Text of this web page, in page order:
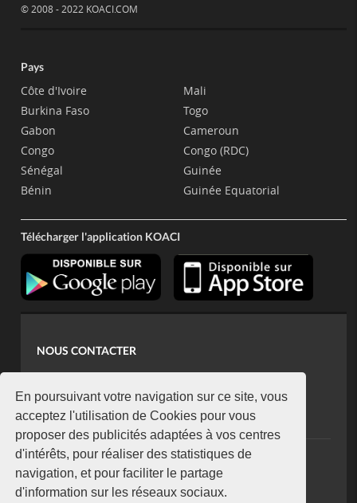
En poursuivant votre navigation sur ce site, vous
acceptez l'utilisation de Cookies pour vous
proposer des publicités adaptées à vos centres
d'intérêts, pour réaliser des statistiques de
navigation, et pour faciliter le partage
d'information sur les réseaux sociaux.
© 2008 - 2022 KOACI.COM
Pays
Côte d'Ivoire
Burkina Faso
Gabon
Congo
Sénégal
Bénin
Mali
Togo
Cameroun
Congo (RDC)
Guinée
Guinée Equatorial
Télécharger l'application KOACI
NOUS CONTACTER
koaci@yahoo.fr
+225 07 08 85 52 93
NEWSLETTER
Restez connecté via notre newsletter